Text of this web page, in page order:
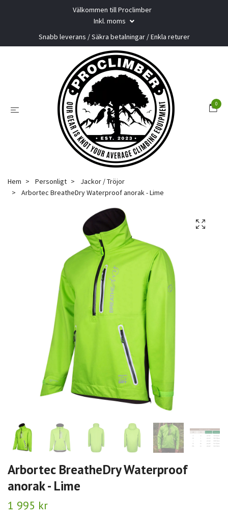
Välkommen till Proclimber
Inkl. moms
Snabb leverans / Säkra betalningar / Enkla returer
0
Hem Personligt
Jackor / Tröjor
Arbortec BreatheDry Waterproof anorak - Lime
Arbortec BreatheDry Waterproof
anorak - Lime
1 995 kr